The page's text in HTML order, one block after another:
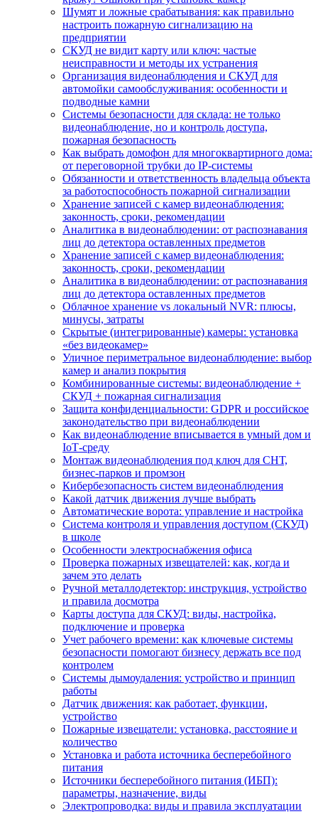
Шумят и ложные срабатывания: как правильно
настроить пожарную сигнализацию на
предприятии
СКУД не видит карту или ключ: частые
неисправности и методы их устранения
Организация видеонаблюдения и СКУД для
автомойки самообслуживания: особенности и
подводные камни
Системы безопасности для склада: не только
видеонаблюдение, но и контроль доступа,
пожарная безопасность
Как выбрать домофон для многоквартирного дома:
от переговорной трубки до IP-системы
Обязанности и ответственность владельца объекта
за работоспособность пожарной сигнализации
Хранение записей с камер видеонаблюдения:
законность, сроки, рекомендации
Аналитика в видеонаблюдении: от распознавания
лиц до детектора оставленных предметов
Хранение записей с камер видеонаблюдения:
законность, сроки, рекомендации
Аналитика в видеонаблюдении: от распознавания
лиц до детектора оставленных предметов
Облачное хранение vs локальный NVR: плюсы,
минусы, затраты
Скрытые (интегрированные) камеры: установка
«без видеокамер»
Уличное периметральное видеонаблюдение: выбор
камер и анализ покрытия
Комбинированные системы: видеонаблюдение +
СКУД + пожарная сигнализация
Защита конфиденциальности: GDPR и российское
законодательство при видеонаблюдении
Как видеонаблюдение вписывается в умный дом и
IoT‑среду
Монтаж видеонаблюдения под ключ для СНТ,
бизнес‑парков и промзон
Кибербезопасность систем видеонаблюдения
Какой датчик движения лучше выбрать
Автоматические ворота: управление и настройка
Система контроля и управления доступом (СКУД)
в школе
Особенности электроснабжения офиса
Проверка пожарных извещателей: как, когда и
зачем это делать
Ручной металлодетектор: инструкция, устройство
и правила досмотра
Карты доступа для СКУД: виды, настройка,
подключение и проверка
Учет рабочего времени: как ключевые системы
безопасности помогают бизнесу держать все под
контролем
Системы дымоудаления: устройство и принцип
работы
Датчик движения: как работает, функции,
устройство
Пожарные извещатели: установка, расстояние и
количество
Установка и работа источника бесперебойного
питания
Источники бесперебойного питания (ИБП):
параметры, назначение, виды
Электропроводка: виды и правила эксплуатации